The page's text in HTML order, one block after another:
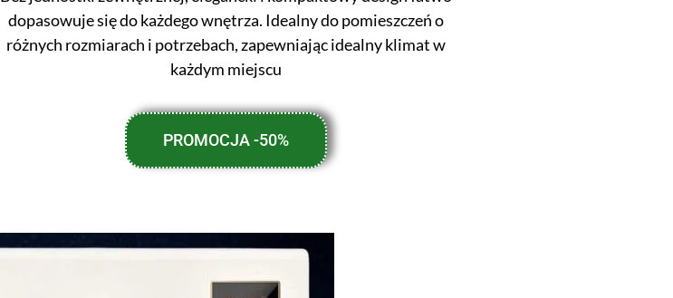
dopasowuje się do każdego wnętrza. Idealny do pomieszczeń o
różnych rozmiarach i potrzebach, zapewniając idealny klimat w
każdym miejscu
PROMOCJA -50%